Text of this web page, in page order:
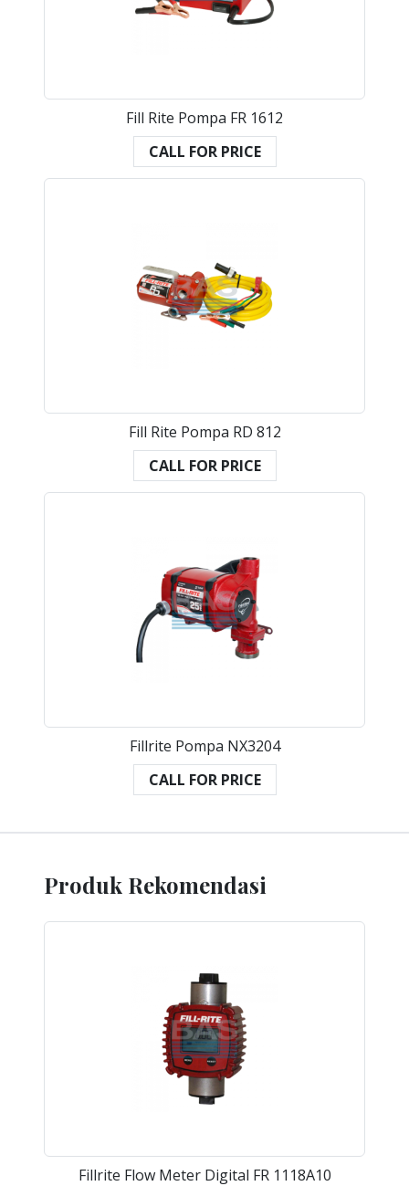
Fill Rite Pompa FR 1612
CALL FOR PRICE
Fill Rite Pompa RD 812
CALL FOR PRICE
Fillrite Pompa NX3204
CALL FOR PRICE
Produk Rekomendasi
Fillrite Flow Meter Digital FR 1118A10